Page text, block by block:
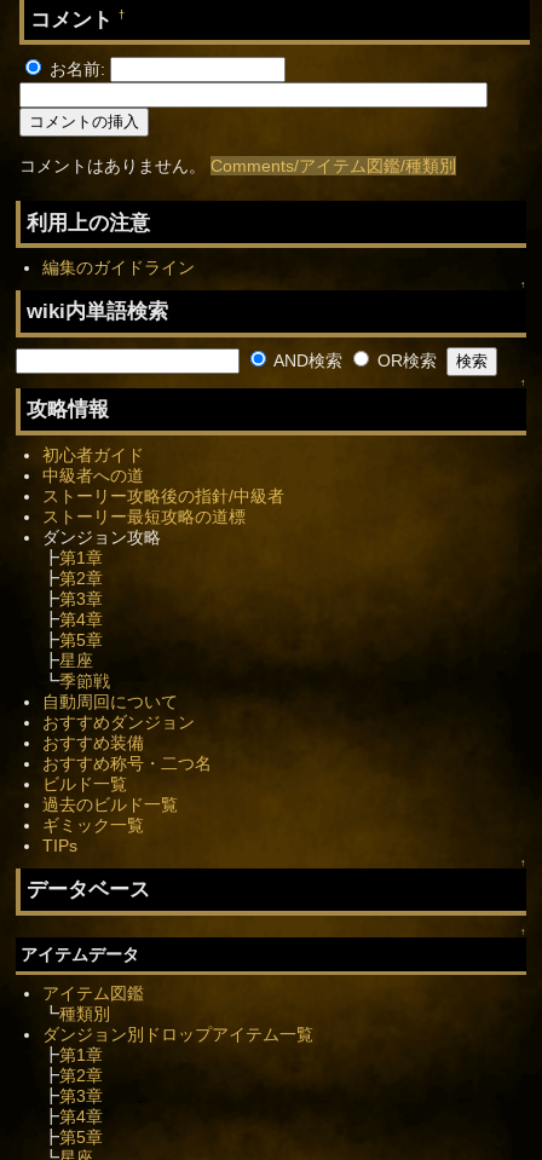
コメント†
お名前:
コメントはありません。Comments/アイテム図鑑/種類別
利用上の注意
編集のガイドライン
↑
wiki内単語検索
AND検索 OR検索
↑
攻略情報
初心者ガイド
中級者への道
ストーリー攻略後の指針/中級者
ストーリー最短攻略の道標
ダンジョン攻略
┣第1章
┣第2章
┣第3章
┣第4章
┣第5章
┣星座
┗季節戦
自動周回について
おすすめダンジョン
おすすめ装備
おすすめ称号・二つ名
ビルド一覧
過去のビルド一覧
ギミック一覧
TIPs
↑
データベース
↑
アイテムデータ
アイテム図鑑
┗種類別
ダンジョン別ドロップアイテム一覧
┣第1章
┣第2章
┣第3章
┣第4章
┣第5章